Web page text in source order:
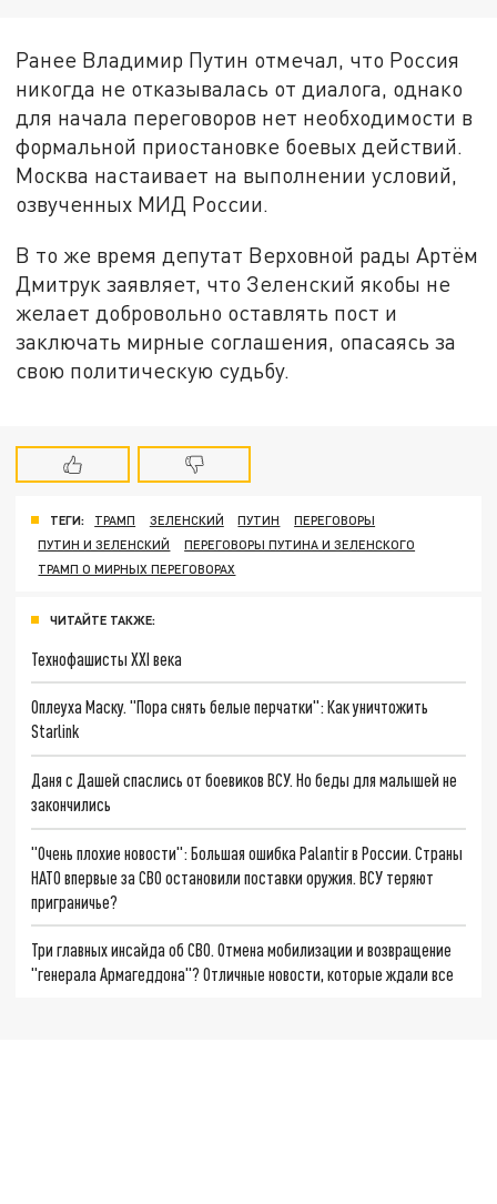
Ранее Владимир Путин отмечал, что Россия
никогда не отказывалась от диалога, однако
для начала переговоров нет необходимости в
формальной приостановке боевых действий.
Москва настаивает на выполнении условий,
озвученных МИД России.
В то же время депутат Верховной рады Артём
Дмитрук заявляет, что Зеленский якобы не
желает добровольно оставлять пост и
заключать мирные соглашения, опасаясь за
свою политическую судьбу.
ТЕГИ: ТРАМП ЗЕЛЕНСКИЙ ПУТИН
ПЕРЕГОВОРЫ
ПУТИН И ЗЕЛЕНСКИЙ
ПЕРЕГОВОРЫ ПУТИНА И ЗЕЛЕНСКОГО
ТРАМП О МИРНЫХ ПЕРЕГОВОРАХ
ЧИТАЙТЕ ТАКЖЕ:
Технофашисты XXI века
Оплеуха Маску. "Пора снять белые перчатки": Как уничтожить
Starlink
Даня с Дашей спаслись от боевиков ВСУ. Но беды для малышей не
закончились
"Очень плохие новости": Большая ошибка Palantir в России. Страны
НАТО впервые за СВО остановили поставки оружия. ВСУ теряют
приграничье?
Три главных инсайда об СВО. Отмена мобилизации и возвращение
"генерала Армагеддона"? Отличные новости, которые ждали все